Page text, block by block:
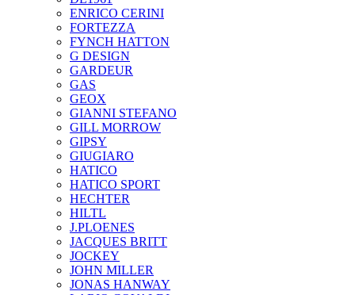
ENRICO CERINI
FORTEZZA
FYNCH HATTON
G DESIGN
GARDEUR
GAS
GEOX
GIANNI STEFANO
GILL MORROW
GIPSY
GIUGIARO
HATICO
HATICO SPORT
HECHTER
HILTL
J.PLOENES
JAСQUES BRITT
JOCKEY
JOHN MILLER
JONAS HANWAY